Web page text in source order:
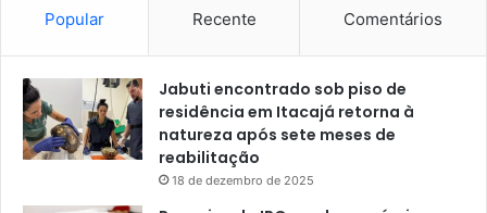
Popular Recente Comentários
Jabuti encontrado sob piso de
residência em Itacajá retorna à
natureza após sete meses de
reabilitação
18 de dezembro de 2025